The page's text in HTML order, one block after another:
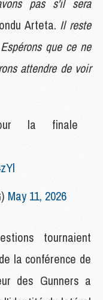
Arteta. Il reste
que ce ne
attendre de voir
la finale
May 11, 2026
tournaient
la conférence de
des Gunners a